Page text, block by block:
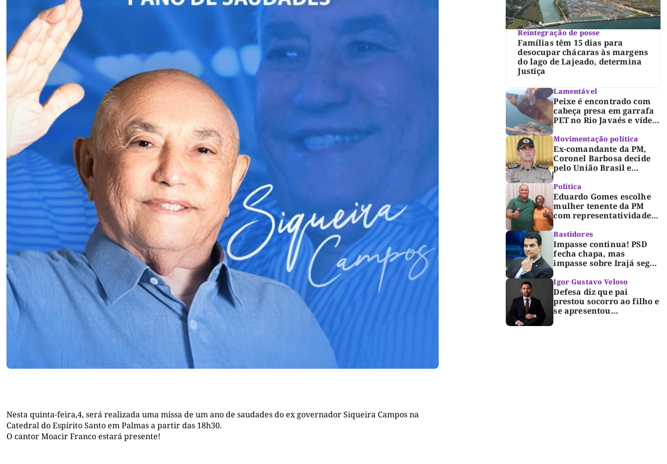
Nesta quinta-feira,4, será realizada uma missa de um ano de saudades do ex governador Siqueira Campos na
Catedral do Espírito Santo em Palmas a partir das 18h30.
O cantor Moacir Franco estará presente!
Reintegração de posse
Famílias têm 15 dias para
desocupar chácaras às margens
do lago de Lajeado, determina
Justiça
Lamentável
Peixe é encontrado com
cabeça presa em garrafa
PET no Rio Javaés e vídeo
lixo nos rios
Movimentação política
Ex-comandante da PM,
Coronel Barbosa decide
pelo União Brasil e
Dorinha
Política
Eduardo Gomes escolhe
mulher tenente da PM
com representatividade e
para compor segunda
suplência ao Senado
Bastidores
Impasse continua! PSD
fecha chapa, mas
impasse sobre Irajá segue
TRE; Laurez diz que nome
dele não foi homologado
Igor Gustavo Veloso
Defesa diz que pai
prestou socorro ao filho e
se apresentou